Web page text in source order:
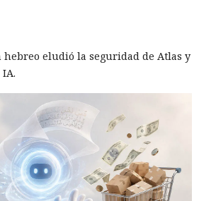
eludió la seguridad de Atlas y